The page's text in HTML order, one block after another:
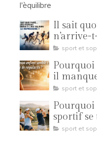
l'èquilibre
Il sait
n’arrive-
sport et
il
sport et
Pourquoi
sportif
sport et